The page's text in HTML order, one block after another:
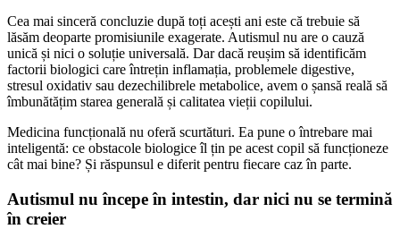
Cea mai sinceră concluzie după toți acești ani este că trebuie să
lăsăm deoparte promisiunile exagerate. Autismul nu are o cauză
unică și nici o soluție universală. Dar dacă reușim să identificăm
factorii biologici care întrețin inflamația, problemele digestive,
stresul oxidativ sau dezechilibrele metabolice, avem o șansă reală să
îmbunătățim starea generală și calitatea vieții copilului.
Medicina funcțională nu oferă scurtături. Ea pune o întrebare mai
inteligentă: ce obstacole biologice îl țin pe acest copil să funcționeze
cât mai bine? Și răspunsul e diferit pentru fiecare caz în parte.
Autismul nu începe în intestin, dar nici nu se termină
în creier